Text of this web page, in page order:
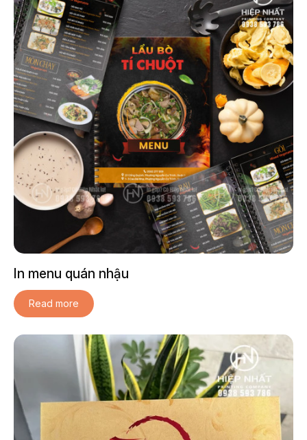
In menu quán nhậu
Read more